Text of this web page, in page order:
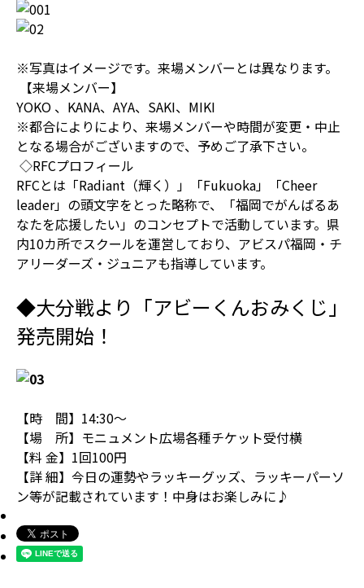
※写真はイメージです。来場メンバーとは異なります。
【来場メンバー】
YOKO 、KANA、AYA、SAKI、MIKI
※都合によりにより、来場メンバーや時間が変更・中止
となる場合がございますので、予めご了承下さい。
◇RFCプロフィール
RFCとは「Radiant（輝く）」「Fukuoka」「Cheer
leader」の頭文字をとった略称で、「福岡でがんばるあ
なたを応援したい」のコンセプトで活動しています。県
内10カ所でスクールを運営しており、アビスパ福岡・チ
アリーダーズ・ジュニアも指導しています。
◆大分戦より「アビーくんおみくじ」
発売開始！
【時 間】14:30～
【場 所】モニュメント広場各種チケット受付横
【料 金】1回100円
【詳 細】今日の運勢やラッキーグッズ、ラッキーパーソ
ン等が記載されています！中身はお楽しみに♪